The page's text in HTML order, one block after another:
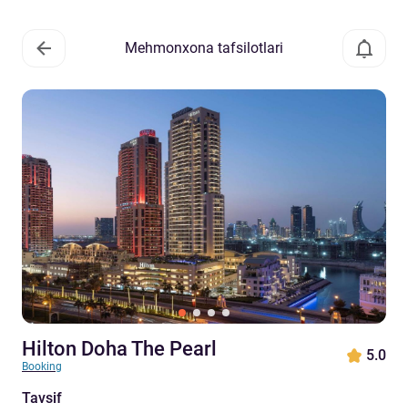
Mehmonxona tafsilotlari
Hilton Doha The Pearl
Booking
5.0
Tavsif